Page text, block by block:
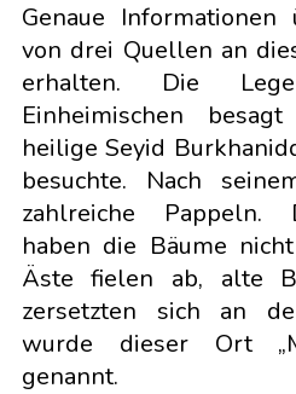
Genaue
von drei Quellen an
erhalten. Die
Einheimischen
heilige Seyid
besuchte. Nach
zahlreiche Pappeln.
haben die Bäume
Äste fielen ab, alte
zersetzten sich an
wurde dieser Ort
genannt.